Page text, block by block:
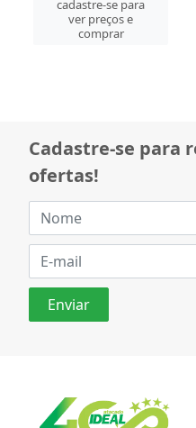
cadastre-se para
ver preços e
comprar
Cadastre-se para
ofertas!